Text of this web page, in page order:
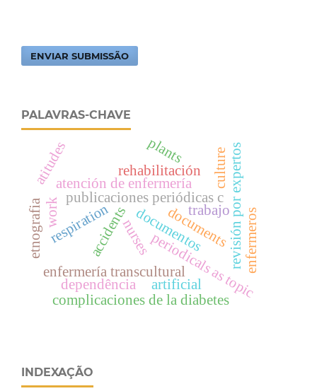
ENVIAR SUBMISSÃO
PALAVRAS-CHAVE
documentos
periodicals as topic
revisión por expertos
publicaciones periódicas c
enfermería transcultural
atención de enfermería
documents
nurses enfermeros
accidents
complicaciones de la diabetes
respiration
rehabilitación
etnografia
atitudes
dependência
culture
plants
artificial
work trabajo
INDEXAÇÃO